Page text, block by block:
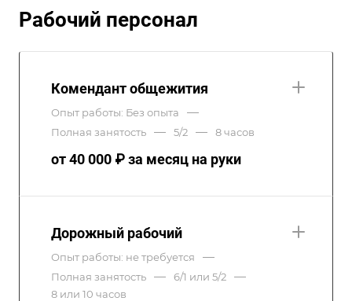
Рабочий персонал
Комендант общежития
Опыт работы: Без опыта —
Полная занятость — 5/2 — 8 часов
от 40 000 ₽ за месяц на руки
Дорожный рабочий
Опыт работы: не требуется —
Полная занятость — 6/1 или 5/2 —
8 или 10 часов